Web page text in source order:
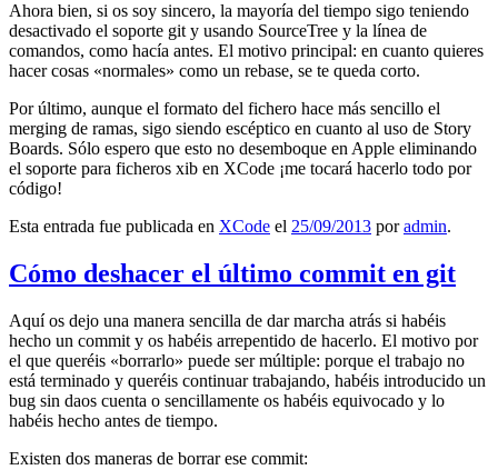
Ahora bien, si os soy sincero, la mayoría del tiempo sigo teniendo
desactivado el soporte git y usando SourceTree y la línea de
comandos, como hacía antes. El motivo principal: en cuanto quieres
hacer cosas «normales» como un rebase, se te queda corto.
Por último, aunque el formato del fichero hace más sencillo el
merging de ramas, sigo siendo escéptico en cuanto al uso de Story
Boards. Sólo espero que esto no desemboque en Apple eliminando
el soporte para ficheros xib en XCode ¡me tocará hacerlo todo por
código!
Esta entrada fue publicada en XCode el 25/09/2013 poradmin.
Cómo deshacer el último commit en git
Aquí os dejo una manera sencilla de dar marcha atrás si habéis
hecho un commit y os habéis arrepentido de hacerlo. El motivo por
el que queréis «borrarlo» puede ser múltiple: porque el trabajo no
está terminado y queréis continuar trabajando, habéis introducido un
bug sin daos cuenta o sencillamente os habéis equivocado y lo
habéis hecho antes de tiempo.
Existen dos maneras de borrar ese commit: